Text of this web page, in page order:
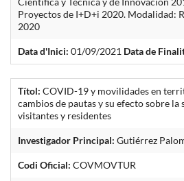
Proyectos de I+D+i 2020. Modalidad:
2020
Data d'Inici: 01/09/2021 Data de
Títol: COVID-19 y movilidades en
cambios de pautas y su efecto sobre la
visitantes y residentes
Investigador Principal: Gutiérrez
Codi Oficial: COVMOVTUR